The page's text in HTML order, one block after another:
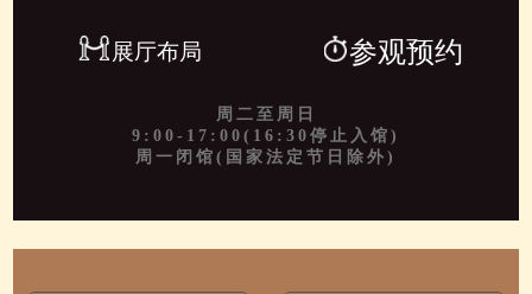
展厅布局 参观预约
周二至周日
9:00-17:00(16:30停止入馆)
周一闭馆(国家法定节日除外)